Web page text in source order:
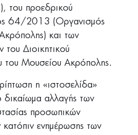
του προεδρικού
64/2013 (Οργανισμός
και των
Διοικητικού
του Μουσείου Ακρόπολης.
η «ιστοσελίδα»
δικαίωμα αλλαγής των
προσωπικών
ενημέρωσης των